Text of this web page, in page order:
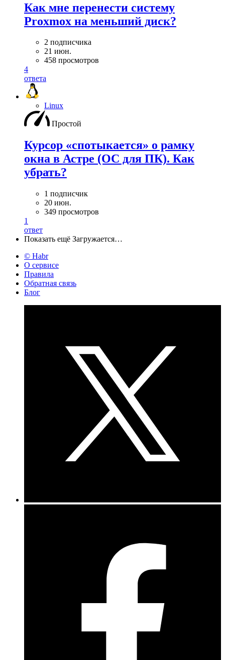
Как мне перенести систему
Proxmox на меньший диск?
2 подписчика
21 июн.
458 просмотров
4
ответа
Linux
Простой
Курсор «спотыкается» о рамку
окна в Астре (ОС для ПК). Как
убрать?
1 подписчик
20 июн.
349 просмотров
1
ответ
Показать ещё Загружается…
© Habr
О сервисе
Правила
Обратная связь
Блог